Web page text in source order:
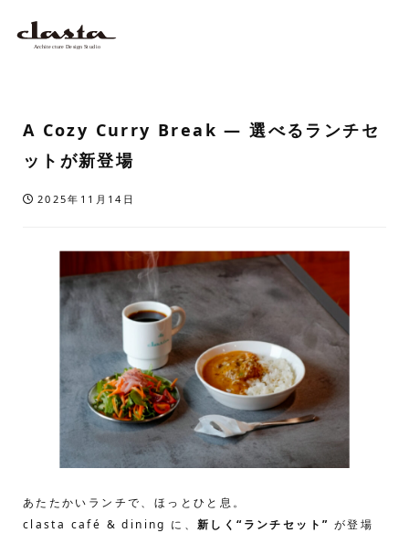
A Cozy Curry Break — 選べるランチセ
ットが新登場
投稿日
2025年11月14日
あたたかいランチで、ほっとひと息。
clasta café & dining に、 新しく“ランチセット” が登場